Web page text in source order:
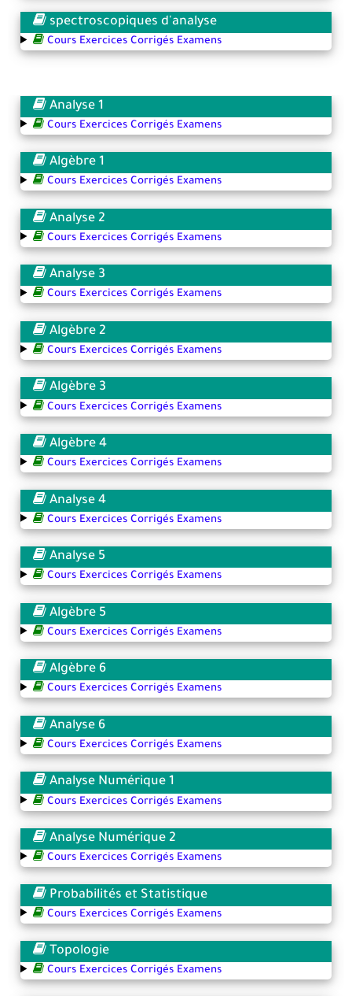
spectroscopiques d'analyse
Cours Exercices Corrigés Examens
Analyse 1
Cours Exercices Corrigés Examens
Algèbre 1
Cours Exercices Corrigés Examens
Analyse 2
Cours Exercices Corrigés Examens
Analyse 3
Cours Exercices Corrigés Examens
Algèbre 2
Cours Exercices Corrigés Examens
Algèbre 3
Cours Exercices Corrigés Examens
Algèbre 4
Cours Exercices Corrigés Examens
Analyse 4
Cours Exercices Corrigés Examens
Analyse 5
Cours Exercices Corrigés Examens
Algèbre 5
Cours Exercices Corrigés Examens
Algèbre 6
Cours Exercices Corrigés Examens
Analyse 6
Cours Exercices Corrigés Examens
Analyse Numérique 1
Cours Exercices Corrigés Examens
Analyse Numérique 2
Cours Exercices Corrigés Examens
Probabilités et Statistique
Cours Exercices Corrigés Examens
Topologie
Cours Exercices Corrigés Examens